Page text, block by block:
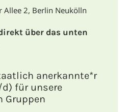
Allee 2, Berlin Neukölln
über das unten
anerkannte*r
für unsere
Gruppen